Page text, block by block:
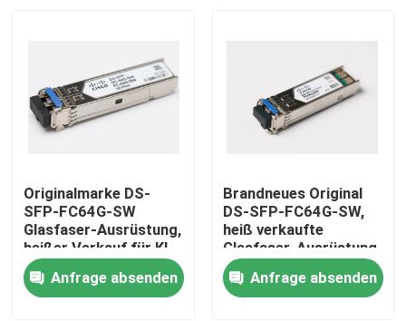
Haus
Originalmarke DS-
SFP-FC64G-SW
Glasfaser-Ausrüstung,
heißer Verkauf für KI-
Rechenzentren
Anfrage absenden
Brandneues Original
DS-SFP-FC64G-SW,
heiß verkaufte
Glasfaser-Ausrüstung
für KI-Rechenzentren
Anfrage absenden